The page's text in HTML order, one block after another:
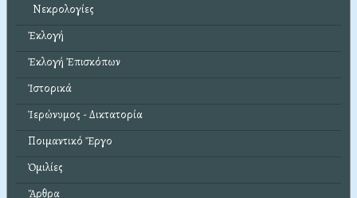
Νεκρολογίες
Ἐκλογή
Ἐκλογή Ἐπισκόπων
Ἱστορικά
Ἱερώνυμος - Δικτατορία
Ποιμαντικό Ἔργο
Ὁμιλίες
Ἄρθρα